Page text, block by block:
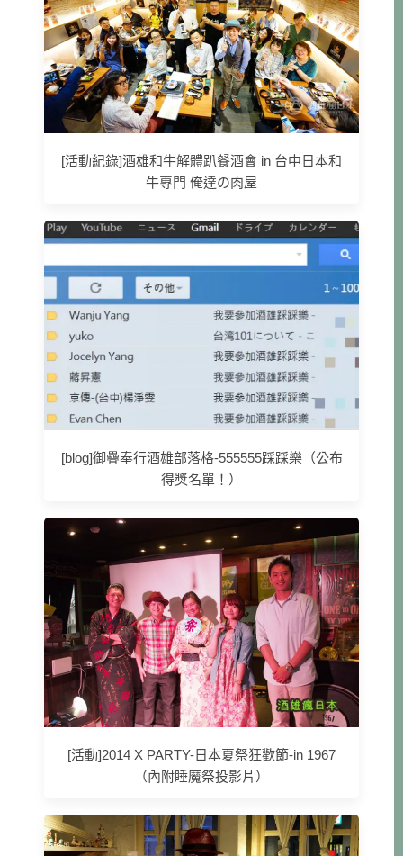
[活動紀錄]酒雄和牛解體趴餐酒會 in 台中日本和
牛專門 俺達の肉屋
[blog]御疊奉行酒雄部落格-555555踩踩樂（公布
得獎名單！）
[活動]2014 X PARTY-日本夏祭狂歡節-in 1967
（內附睡魔祭投影片）